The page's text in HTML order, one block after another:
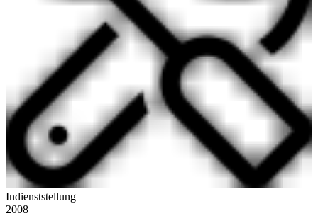
Indienststellung
2008